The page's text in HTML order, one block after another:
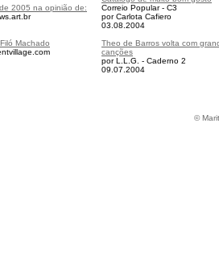
2005 na opinião de:
Machado
Correio Popular - C3
por Carlota Cafiero
03.08.2004
Theo de Barros volta com
canções
por L.L.G. - Caderno 2
09.07.2004
©